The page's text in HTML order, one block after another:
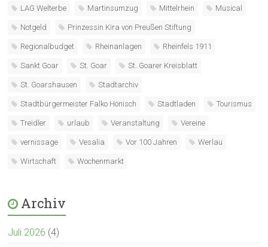
LAG Welterbe Martinsumzug Mittelrhein Musical
Notgeld Prinzessin Kira von Preußen Stiftung
Regionalbudget Rheinanlagen Rheinfels 1911
Sankt Goar St. Goar St. Goarer Kreisblatt
St. Goarshausen Stadtarchiv
Stadtbürgermeister Falko Hönisch Stadtladen Tourismus
Treidler urlaub Veranstaltung Vereine
vernissage Vesalia Vor 100 Jahren Werlau
Wirtschaft Wochenmarkt
Archiv
Juli 2026 (4)